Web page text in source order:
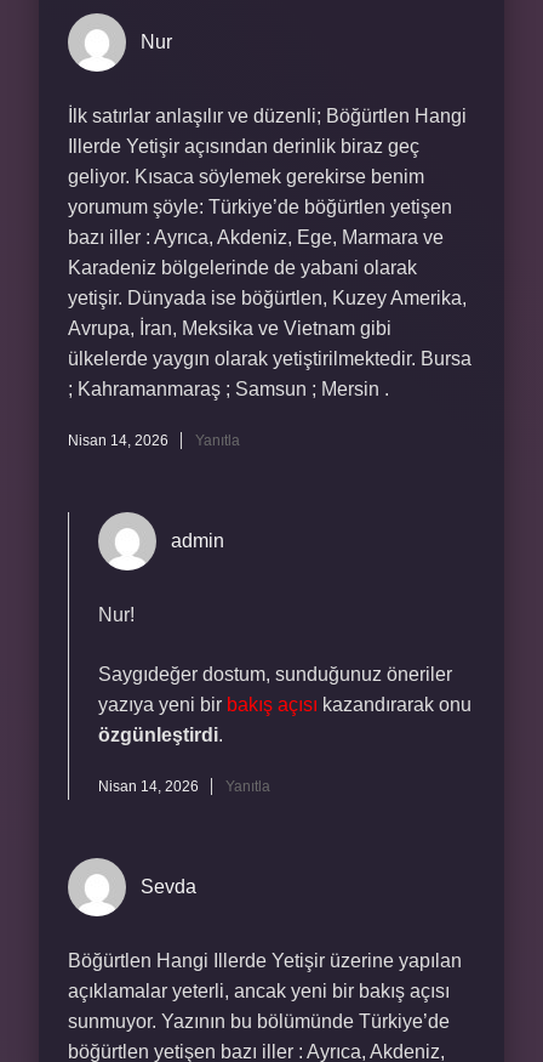
Nur
İlk satırlar anlaşılır ve düzenli; Böğürtlen Hangi
Illerde Yetişir açısından derinlik biraz geç
geliyor. Kısaca söylemek gerekirse benim
yorumum şöyle: Türkiye’de böğürtlen yetişen
bazı iller : Ayrıca, Akdeniz, Ege, Marmara ve
Karadeniz bölgelerinde de yabani olarak
yetişir. Dünyada ise böğürtlen, Kuzey Amerika,
Avrupa, İran, Meksika ve Vietnam gibi
ülkelerde yaygın olarak yetiştirilmektedir. Bursa
; Kahramanmaraş ; Samsun ; Mersin .
Nisan 14, 2026 Yanıtla
admin
Nur!
Saygıdeğer dostum, sunduğunuz öneriler
yazıya yeni bir bakış açısı kazandırarak onu
özgünleştirdi.
Nisan 14, 2026 Yanıtla
Sevda
Böğürtlen Hangi Illerde Yetişir üzerine yapılan
açıklamalar yeterli, ancak yeni bir bakış açısı
sunmuyor. Yazının bu bölümünde Türkiye’de
böğürtlen yetişen bazı iller : Ayrıca, Akdeniz,